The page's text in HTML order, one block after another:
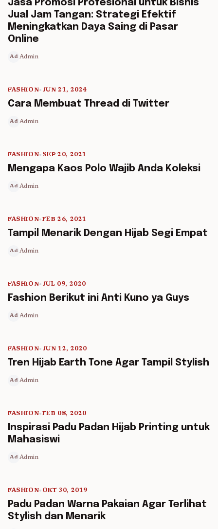
Jasa Promosi Profesional untuk Bisnis
Jual Jam Tangan: Strategi Efektif
Meningkatkan Daya Saing di Pasar
Online
Ad Admin
FASHION• JUN 21, 2024
Cara Membuat Thread di Twitter
Ad Admin
5 min read
FASHION• SEP 20, 2021
Mengapa Kaos Polo Wajib Anda Koleksi
Ad Admin
5 min read
FASHION•FEB 26, 2021
Tampil Menarik Dengan Hijab Segi Empat
Ad Admin
5 min read
FASHION• JUL 09, 2020
Fashion Berikut ini Anti Kuno ya Guys
Ad Admin
5 min read
FASHION• JUN 12, 2020
Tren Hijab Earth Tone Agar Tampil Stylish
Ad Admin
5 min read
FASHION•FEB 08, 2020
Inspirasi Padu Padan Hijab Printing untuk
Mahasiswi
Ad Admin
5 min read
FASHION• OKT 30, 2019
Padu Padan Warna Pakaian Agar Terlihat
Stylish dan Menarik